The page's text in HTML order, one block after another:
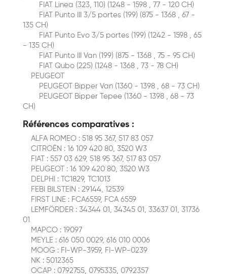
FIAT Linea (323, 110) (1248 - 1598 , 77 - 120 CH)
FIAT Punto III 3/5 portes (199) (875 - 1368 , 67 -
135 CH)
FIAT Punto Evo 3/5 portes (199) (1242 - 1598 , 65
- 135 CH)
FIAT Punto III Van (199) (875 - 1368 , 75 - 95 CH)
FIAT Qubo (225) (1248 - 1368 , 73 - 78 CH)
PEUGEOT
PEUGEOT Bipper Van (1360 - 1398 , 68 - 73 CH)
PEUGEOT Bipper Tepee (1360 - 1398 , 68 - 73
CH)
Références comparatives :
ALFA ROMEO : 518 95 367, 517 83 057
CITROËN : 16 109 420 80, 3520 W3
FIAT : 557 03 629, 518 95 367, 517 83 057
PEUGEOT : 16 109 420 80, 3520 W3
DELPHI : TC1829, TC1013
FEBI BILSTEIN : 29144, 12539
FIRST LINE : FCA6559, FCA 6559
LEMFÖRDER : 34344 01, 34345 01, 33637 01, 31736
01
MAPCO : 19097
MEYLE : 616 050 0029, 616 010 0006
MOOG : FI-WP-3959, FI-WP-0239
NK : 5012365
OCAP : 0792755, 0795335, 0792357